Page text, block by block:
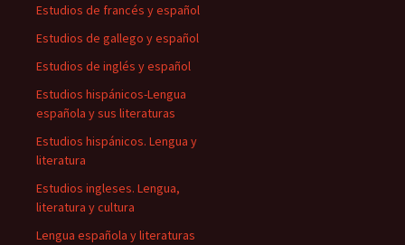
Estudios de francés y español
Estudios de gallego y español
Estudios de inglés y español
Estudios hispánicos-Lengua
española y sus literaturas
Estudios hispánicos. Lengua y
literatura
Estudios ingleses. Lengua,
literatura y cultura
Lengua española y literaturas